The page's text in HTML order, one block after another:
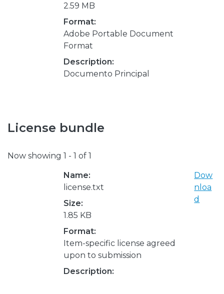
2.59 MB
Format:
Adobe Portable Document
Format
Description:
Documento Principal
License bundle
Now showing 1 - 1 of 1
Name:
license.txt
Size:
1.85 KB
Format:
Item-specific license agreed
upon to submission
Description:
Dow
nloa
d